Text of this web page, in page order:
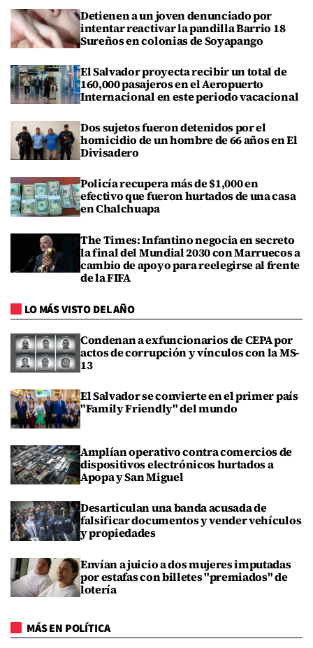
Detienen a un joven denunciado por
intentar reactivar la pandilla Barrio 18
Sureños en colonias de Soyapango
El Salvador proyecta recibir un total de
160,000 pasajeros en el Aeropuerto
Internacional en este periodo vacacional
Dos sujetos fueron detenidos por el
homicidio de un hombre de 66 años en El
Divisadero
Policía recupera más de $1,000 en
efectivo que fueron hurtados de una casa
en Chalchuapa
The Times: Infantino negocia en secreto
la final del Mundial 2030 con Marruecos a
cambio de apoyo para reelegirse al frente
de la FIFA
LO MÁS VISTO DEL AÑO
Condenan a exfuncionarios de CEPA por
actos de corrupción y vínculos con la MS-
13
El Salvador se convierte en el primer país
"Family Friendly" del mundo
Amplían operativo contra comercios de
dispositivos electrónicos hurtados a
Apopa y San Miguel
Desarticulan una banda acusada de
falsificar documentos y vender vehículos
y propiedades
Envían a juicio a dos mujeres imputadas
por estafas con billetes "premiados" de
lotería
MÁS EN POLÍTICA